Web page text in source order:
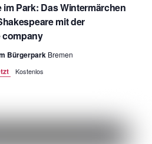
Park: Das Wintermärchen
mit der
company
Bürgerpark Bremen
Kostenlos